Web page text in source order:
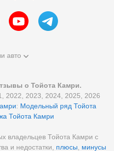
авто
о Тойота Камри.
2022, 2023, 2024, 2025, 2026
: Модельный ряд Тойота
Тойота Камри
владельцев Тойота Камри с
и недостатки, плюсы минусы